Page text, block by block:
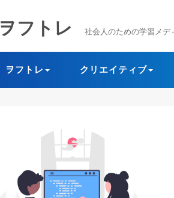
ヲフトレ 社会人のための学習メ
ヲフトレ クリエイティブ